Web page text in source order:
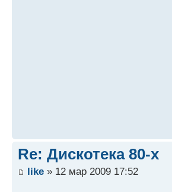
Re: Дискотека 80-х
like » 12 мар 2009 17:52